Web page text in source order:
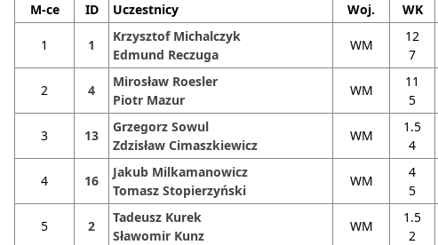
M-ce ID Uczestnicy Woj. WK
1 1
Krzysztof Michalczyk
Edmund Reczuga
WM
12
7
2 4
Mirosław Roesler
Piotr Mazur
WM
11
5
3 13
Grzegorz Sowul
Zdzisław Cimaszkiewicz
WM
1.5
4
4 16
Jakub Milkamanowicz
Tomasz Stopierzyński
WM
4
5
5 2
Tadeusz Kurek
Sławomir Kunz
WM
1.5
2